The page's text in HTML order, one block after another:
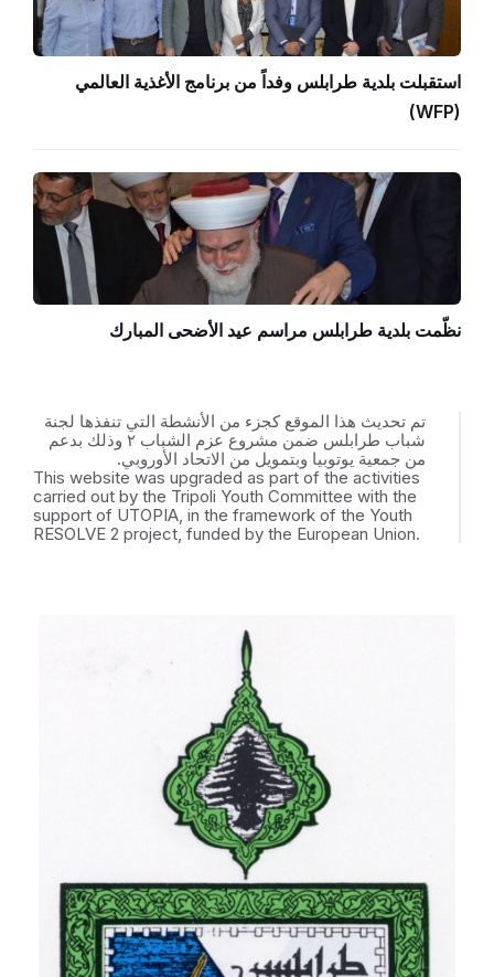
استقبلت بلدية طرابلس وفداً من برنامج الأغذية العالمي
(WFP)
نظّمت بلدية طرابلس مراسم عيد الأضحى المبارك
تم تحديث هذا الموقع كجزء من الأنشطة التي تنفذها لجنة
شباب طرابلس ضمن مشروع عزم الشباب ٢ وذلك بدعم
من جمعية يوتوبيا وبتمويل من الاتحاد الأوروبي.
This website was upgraded as part of the activities
carried out by the Tripoli Youth Committee with the
support of UTOPIA, in the framework of the Youth
RESOLVE 2 project, funded by the European Union.